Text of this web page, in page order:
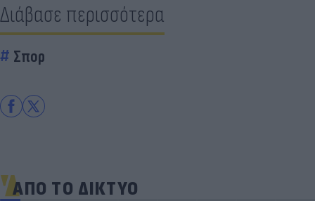
Διάβασε περισσότερα
Σπορ
ΑΠΟ ΤΟ ΔΙΚΤΥΟ